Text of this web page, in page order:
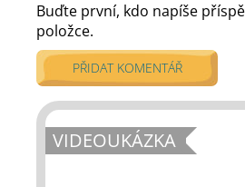
VIDEOUKÁZKA
Buďte první, kdo napíše
položce.
PŘIDAT KOMENTÁŘ